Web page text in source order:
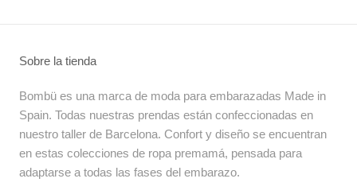
Sobre la tienda
Bombü es una marca de moda para embarazadas Made in
Spain. Todas nuestras prendas están confeccionadas en
nuestro taller de Barcelona. Confort y diseño se encuentran
en estas colecciones de ropa premamá, pensada para
adaptarse a todas las fases del embarazo.